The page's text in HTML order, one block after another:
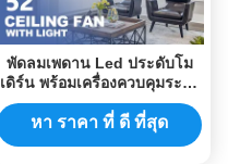
พัดลมเพดาน Led ประดับโม
เดิร์น พร้อมเครื่องควบคุมระยะ
ไกล
หา ราคา ที่ ดี ที่สุด